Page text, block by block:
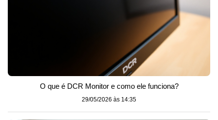
O que é DCR Monitor e como ele funciona?
29/05/2026 às 14:35